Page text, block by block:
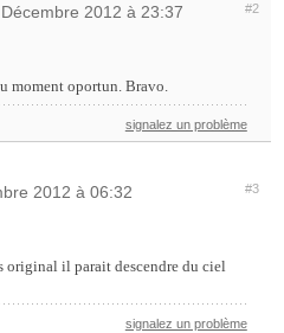
Décembre 2012 à 23:37 #2
moment oportun. Bravo.
signalez un problème
2012 à 06:32 #3
original il parait descendre du ciel
signalez un problème